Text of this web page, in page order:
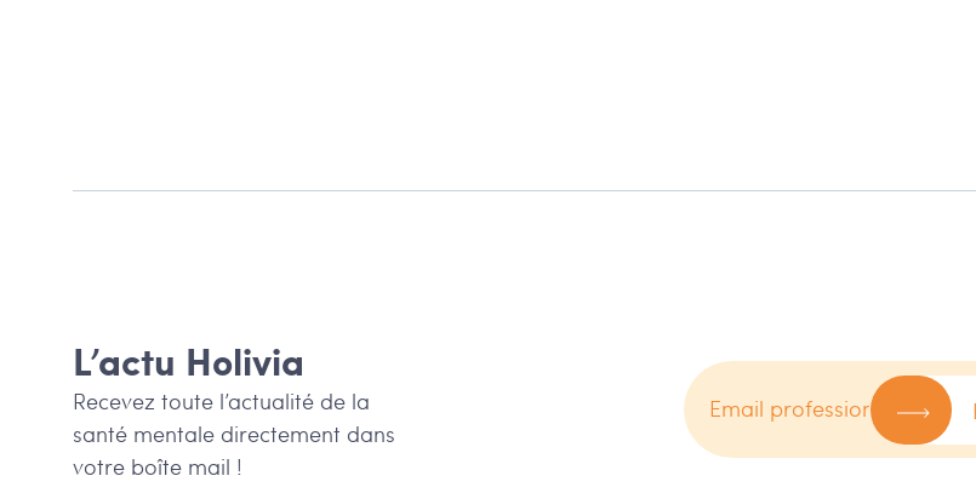
L’actu Holivia
Recevez toute l’actualité de la
santé mentale directement dans
votre boîte mail !